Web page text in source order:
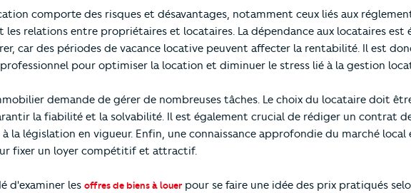
comporte des risques et désavantages, notamment ceux liés aux
les relations entre propriétaires et locataires. La dépendance aux locataires est
car des périodes de vacance locative peuvent affecter la rentabilité. Il est
pour optimiser la location et diminuer le stress lié à la gestion
demande de gérer de nombreuses tâches. Le choix du locataire doit
la fiabilité et la solvabilité. Il est également crucial de rédiger un contrat
la législation en vigueur. Enfin, une connaissance approfondie du marché local
fixer un loyer compétitif et attractif.
d'examiner les offres de biens à louerpour se faire une idée des prix pratiqués